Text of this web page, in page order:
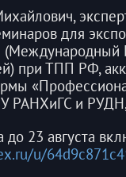
для
при ТПП РФ,
и РУДН,
до 23 августа
u/